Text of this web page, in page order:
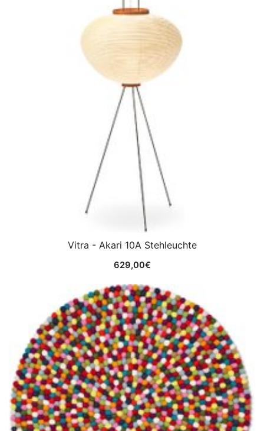
Vitra - Akari 10A Stehleuchte
629,00€